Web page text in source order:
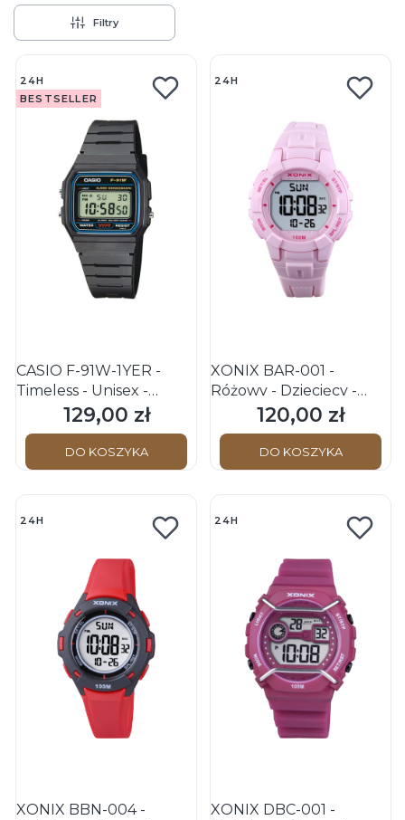
Filtry
24H
BESTSELLER
CASIO F-91W-1YER -
Timeless - Unisex -
Zegarek na pasku
Cena
129,00 zł
DO KOSZYKA
24H
XONIX BAR-001 -
Różowy - Dziecięcy -
Zegarek na pasku
Cena
120,00 zł
DO KOSZYKA
24H
XONIX BBN-004 -
24H
XONIX DBC-001 -